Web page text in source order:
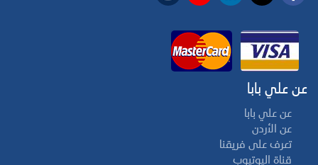
عن علي بابا
عن علي بابا
عن الأردن
تعرف على فريقنا
قناة اليوتيوب